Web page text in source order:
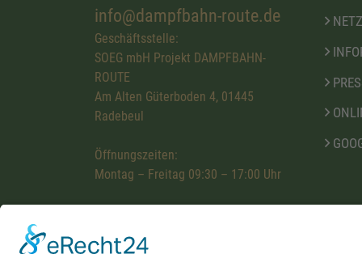
info@dampfbahn-route.de
Geschäftsstelle:
SOEG mbH Projekt DAMPFBAHN-
ROUTE
Am Alten Güterboden 4, 01445
Radebeul
Öffnungszeiten:
Montag – Freitag 09:30 – 17:00 Uhr